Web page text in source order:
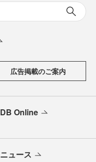
広告掲載のご案内
DB Online
ニュース